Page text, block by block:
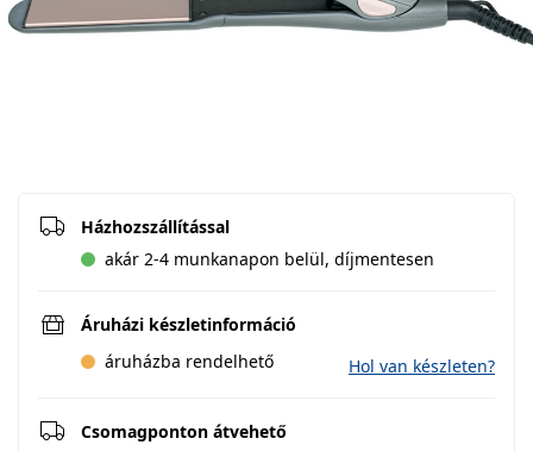
Házhozszállítással
akár 2-4 munkanapon belül, díjmentesen
Áruházi készletinformáció
áruházba rendelhető
Hol van készleten?
Csomagponton átvehető